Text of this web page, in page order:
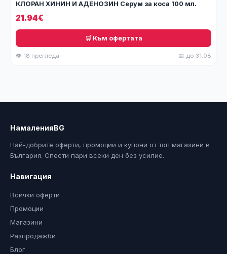
КЛОРАН ХИНИН И АДЕНОЗИН Серум за коса 100 мл.
21.94€
🛒 Към офертата
👁 18 прегледа 📅 до 31.08
НамаленияBG
Най-добрите оферти, промоции и купони от топ магазини в
България. Спести пари всеки ден без усилие.
Навигация
Всички оферти
Промоции
Магазини
Разпродажби
Блог